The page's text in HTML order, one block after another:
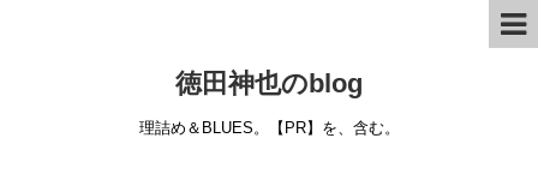
徳田神也のblog
理詰め＆BLUES。【PR】を、含む。